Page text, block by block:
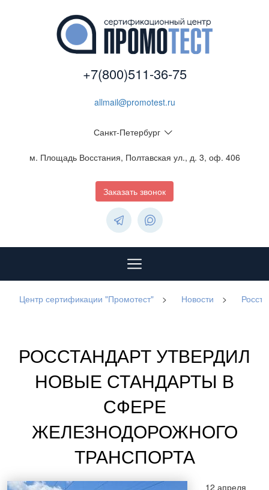
+7(800)511-36-75
allmail@promotest.ru
Санкт-Петербург
м. Площадь Восстания, Полтавская ул., д. 3, оф. 406
Заказать звонок
Центр сертификации "Промотест" > Новости >
РОССТАНДАРТ УТВЕРДИЛ
НОВЫЕ СТАНДАРТЫ В
СФЕРЕ
ЖЕЛЕЗНОДОРОЖНОГО
ТРАНСПОРТА
12 апреля